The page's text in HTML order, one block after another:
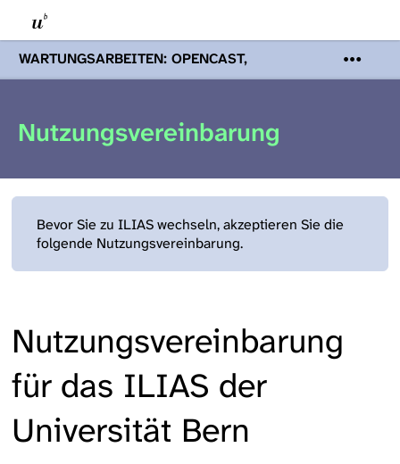
WARTUNGSARBEITEN: OPENCAST,
PODCASTS & TOBIRA
Mi 19. August
Servern werden Ihnen Podcasts,
Opencast-Videos und Tobira nicht zur
Nutzungsvereinbarung
Bevor Sie zu ILIAS wechseln, akzeptieren Sie die
folgende Nutzungsvereinbarung.
Nutzungsvereinbarung
für das ILIAS der
Universität Bern